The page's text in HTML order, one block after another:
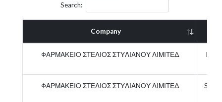
Search:
Company
ΦΑΡΜΑΚΕΙΟ ΣΤΕΛΙΟΣ ΣΤΥΛΙΑΝΟΥ ΛΙΜΙΤΕΔ
ΦΑΡΜΑΚΕΙΟ ΣΤΕΛΙΟΣ ΣΤΥΛΙΑΝΟΥ ΛΙΜΙΤΕΔ